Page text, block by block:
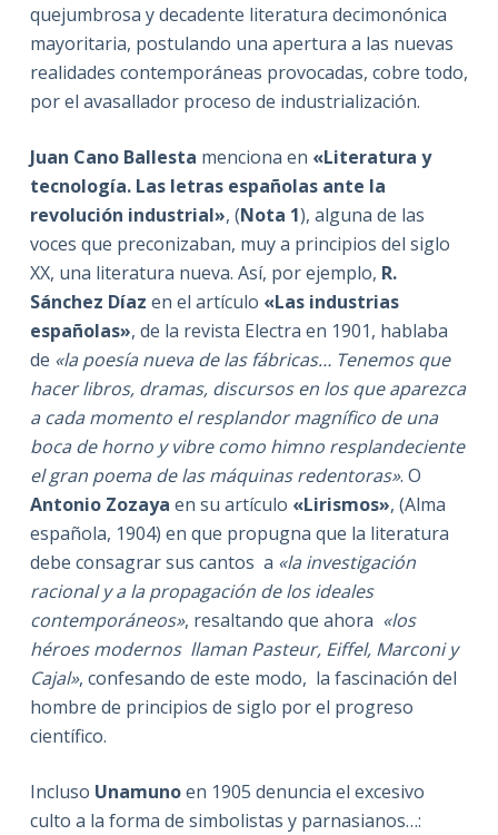
quejumbrosa y decadente literatura decimonónica
mayoritaria, postulando una apertura a las nuevas
realidades contemporáneas provocadas, cobre todo,
por el avasallador proceso de industrialización.
Juan Cano Ballesta menciona en «Literatura y
tecnología. Las letras españolas ante la
revolución industrial», (Nota 1), alguna de las
voces que preconizaban, muy a principios del siglo
XX, una literatura nueva. Así, por ejemplo, R.
Sánchez Díaz en el artículo «Las industrias
españolas», de la revista Electra en 1901, hablaba
de «la poesía nueva de las fábricas… Tenemos que
hacer libros, dramas, discursos en los que aparezca
a cada momento el resplandor magnífico de una
boca de horno y vibre como himno resplandeciente
el gran poema de las máquinas redentoras». O
Antonio Zozaya en su artículo «Lirismos», (Alma
española, 1904) en que propugna que la literatura
debe consagrar sus cantos a «la investigación
racional y a la propagación de los ideales
contemporáneos», resaltando que ahora «los
héroes modernos llaman Pasteur, Eiffel, Marconi y
Cajal», confesando de este modo, la fascinación del
hombre de principios de siglo por el progreso
científico.
Incluso Unamunoen 1905 denuncia el excesivo
culto a la forma de simbolistas y parnasianos…: